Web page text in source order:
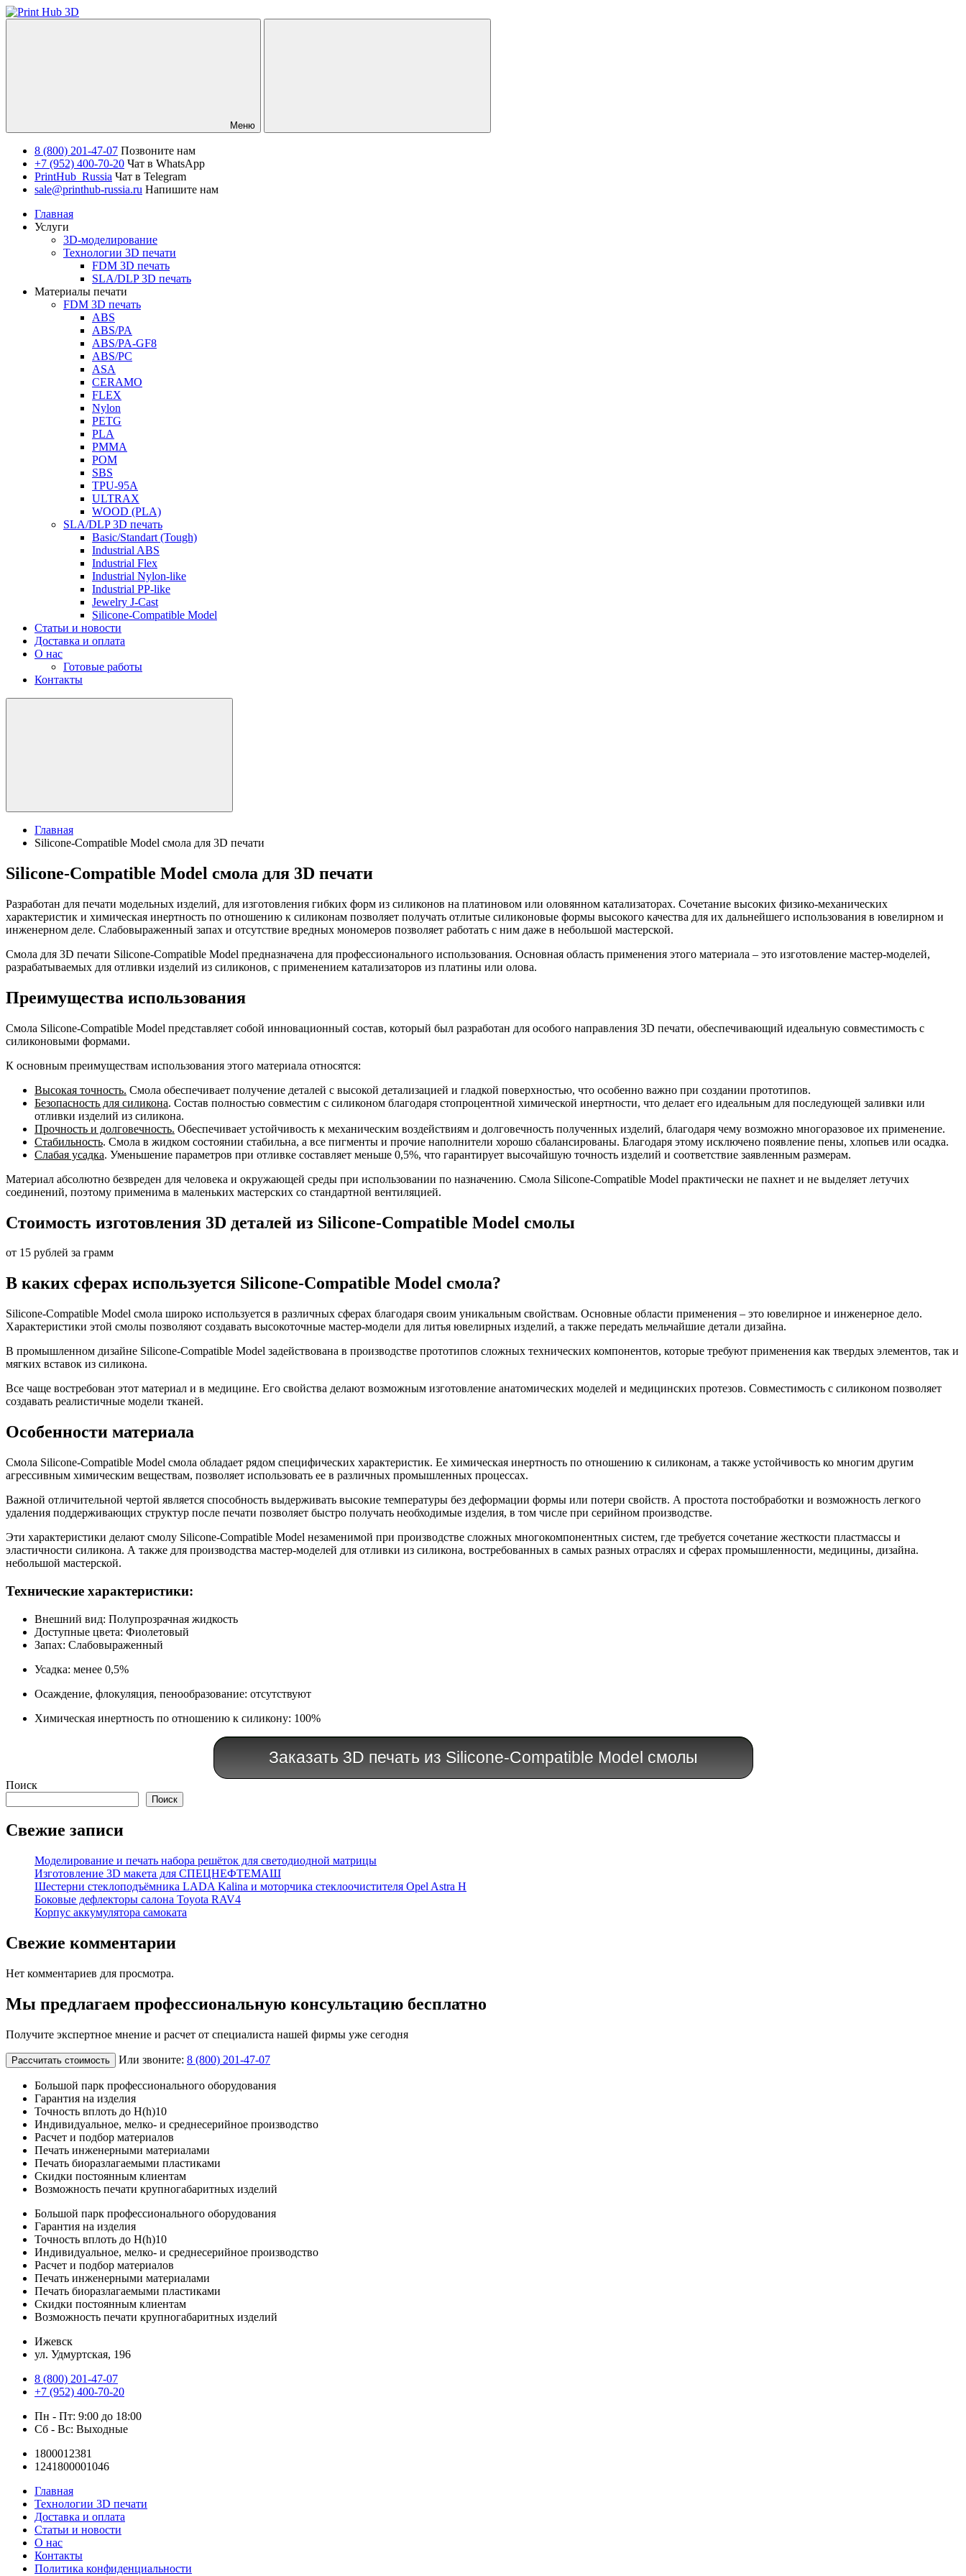
Меню
8 (800) 201-47-07 Позвоните нам
+7 (952) 400-70-20 Чат в WhatsApp
PrintHub_Russia Чат в Telegram
sale@printhub-russia.ru Напишите нам
Главная
Услуги
3D-моделирование
Технологии 3D печати
FDM 3D печать
SLA/DLP 3D печать
Материалы печати
FDM 3D печать
ABS
ABS/PA
ABS/PA-GF8
ABS/PC
ASA
CERAMO
FLEX
Nylon
PETG
PLA
PMMA
POM
SBS
TPU-95A
ULTRAX
WOOD (PLA)
SLA/DLP 3D печать
Basic/Standart (Tough)
Industrial ABS
Industrial Flex
Industrial Nylon-like
Industrial PP-like
Jewelry J-Cast
Silicone-Compatible Model
Статьи и новости
Доставка и оплата
О нас
Готовые работы
Контакты
Главная
Silicone-Compatible Model смола для 3D печати
Silicone-Compatible Model смола для 3D печати
Разработан для печати модельных изделий, для изготовления гибких форм из силиконов на платиновом или оловянном катализаторах. Сочетание высоких физико-механических
характеристик и химическая инертность по отношению к силиконам позволяет получать отлитые силиконовые формы высокого качества для их дальнейшего использования в ювелирном и
инженерном деле. Слабовыраженный запах и отсутствие вредных мономеров позволяет работать с ним даже в небольшой мастерской.
Смола для 3D печати Silicone-Compatible Model предназначена для профессионального использования. Основная область применения этого материала – это изготовление мастер-моделей,
разрабатываемых для отливки изделий из силиконов, с применением катализаторов из платины или олова.
Преимущества использования
Смола Silicone-Compatible Model представляет собой инновационный состав, который был разработан для особого направления 3D печати, обеспечивающий идеальную совместимость с
силиконовыми формами.
К основным преимуществам использования этого материала относятся:
Высокая точность. Смола обеспечивает получение деталей с высокой детализацией и гладкой поверхностью, что особенно важно при создании прототипов.
Безопасность для силикона. Состав полностью совместим с силиконом благодаря стопроцентной химической инертности, что делает его идеальным для последующей заливки или
отливки изделий из силикона.
Прочность и долговечность. Обеспечивает устойчивость к механическим воздействиям и долговечность полученных изделий, благодаря чему возможно многоразовое их применение.
Стабильность. Смола в жидком состоянии стабильна, а все пигменты и прочие наполнители хорошо сбалансированы. Благодаря этому исключено появление пены, хлопьев или осадка.
Слабая усадка. Уменьшение параметров при отливке составляет меньше 0,5%, что гарантирует высочайшую точность изделий и соответствие заявленным размерам.
Материал абсолютно безвреден для человека и окружающей среды при использовании по назначению. Смола Silicone-Compatible Model практически не пахнет и не выделяет летучих
соединений, поэтому применима в маленьких мастерских со стандартной вентиляцией.
Стоимость изготовления 3D деталей из Silicone-Compatible Model смолы
от 15 рублей за грамм
В каких сферах используется Silicone-Compatible Model смола?
Silicone-Compatible Model смола широко используется в различных сферах благодаря своим уникальным свойствам. Основные области применения – это ювелирное и инженерное дело.
Характеристики этой смолы позволяют создавать высокоточные мастер-модели для литья ювелирных изделий, а также передать мельчайшие детали дизайна.
В промышленном дизайне Silicone-Compatible Model задействована в производстве прототипов сложных технических компонентов, которые требуют применения как твердых элементов, так и
мягких вставок из силикона.
Все чаще востребован этот материал и в медицине. Его свойства делают возможным изготовление анатомических моделей и медицинских протезов. Совместимость с силиконом позволяет
создавать реалистичные модели тканей.
Особенности материала
Смола Silicone-Compatible Model смола обладает рядом специфических характеристик. Ее химическая инертность по отношению к силиконам, а также устойчивость ко многим другим
агрессивным химическим веществам, позволяет использовать ее в различных промышленных процессах.
Важной отличительной чертой является способность выдерживать высокие температуры без деформации формы или потери свойств. А простота постобработки и возможность легкого
удаления поддерживающих структур после печати позволяет быстро получать необходимые изделия, в том числе при серийном производстве.
Эти характеристики делают смолу Silicone-Compatible Model незаменимой при производстве сложных многокомпонентных систем, где требуется сочетание жесткости пластмассы и
эластичности силикона. А также для производства мастер-моделей для отливки из силикона, востребованных в самых разных отраслях и сферах промышленности, медицины, дизайна.
небольшой мастерской.
Технические характеристики:
Внешний вид: Полупрозрачная жидкость
Доступные цвета: Фиолетовый
Запах: Слабовыраженный
Усадка: менее 0,5%
Осаждение, флокуляция, пенообразование: отсутствуют
Химическая инертность по отношению к силикону: 100%
Заказать 3D печать из Silicone-Compatible Model смолы
Поиск
Поиск
Свежие записи
Моделирование и печать набора решёток для светодиодной матрицы
Изготовление 3D макета для СПЕЦНЕФТЕМАШ
Шестерни стеклоподъёмника LADA Kalina и моторчика стеклоочистителя Opel Astra H
Боковые дефлекторы салона Toyota RAV4
Корпус аккумулятора самоката
Свежие комментарии
Нет комментариев для просмотра.
Мы предлагаем профессиональную консультацию бесплатно
Получите экспертное мнение и расчет от специалиста нашей фирмы уже сегодня
Рассчитать стоимость Или звоните: 8 (800) 201-47-07
Большой парк профессионального оборудования
Гарантия на изделия
Точность вплоть до H(h)10
Индивидуальное, мелко- и среднесерийное производство
Расчет и подбор материалов
Печать инженерными материалами
Печать биоразлагаемыми пластиками
Скидки постоянным клиентам
Возможность печати крупногабаритных изделий
Большой парк профессионального оборудования
Гарантия на изделия
Точность вплоть до H(h)10
Индивидуальное, мелко- и среднесерийное производство
Расчет и подбор материалов
Печать инженерными материалами
Печать биоразлагаемыми пластиками
Скидки постоянным клиентам
Возможность печати крупногабаритных изделий
Ижевск
ул. Удмуртская, 196
8 (800) 201-47-07
+7 (952) 400-70-20
Пн - Пт: 9:00 до 18:00
Сб - Вс: Выходные
1800012381
1241800001046
Главная
Технологии 3D печати
Доставка и оплата
Статьи и новости
О нас
Контакты
Политика конфиденциальности